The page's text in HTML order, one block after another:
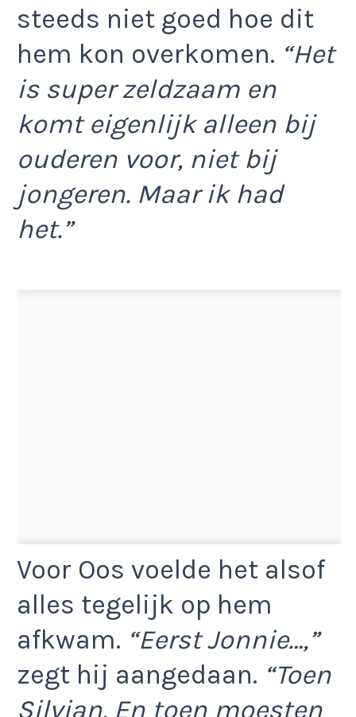
steeds niet goed hoe dit
hem kon overkomen. “Het
is super zeldzaam en
komt eigenlijk alleen bij
ouderen voor, niet bij
jongeren. Maar ik had
het.”
Voor Oos voelde het alsof
alles tegelijk op hem
afkwam. “Eerst Jonnie…,”
zegt hij aangedaan. “Toen
Silvian. En toen moesten